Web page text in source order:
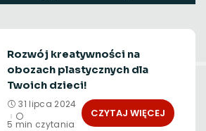
Rozwój kreatywności na
obozach plastycznych dla
Twoich dzieci!
31 lipca 2024
5 min czytania
CZYTAJ WIĘCEJ